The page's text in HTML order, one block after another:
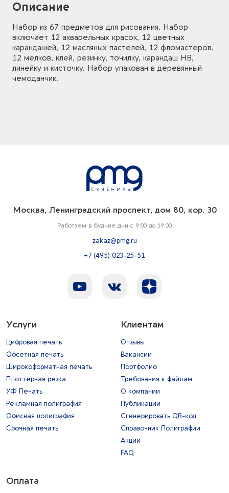
Описание
Набор из 67 предметов для рисования. Набор
включает 12 акварельных красок, 12 цветных
карандашей, 12 масляных пастелей, 12 фломастеров,
12 мелков, клей, резинку, точилку, карандаш HB,
линейку и кисточку. Набор упакован в деревянный
чемоданчик.
Москва, Ленинградский проспект, дом 80, кор. 30
Работаем в будние дни с 9:00 до 19:00
zakaz@pmg.ru
+7 (495) 023-25-51
Услуги
Цифровая печать
Офсетная печать
Широкоформатная печать
Плоттерная резка
УФ Печать
Рекламная полиграфия
Офисная полиграфия
Срочная печать
Клиентам
Отзывы
Вакансии
Портфолио
Требования к файлам
О компании
Публикации
Сгенерировать QR-код
Справочник Полиграфии
Акции
FAQ
Оплата